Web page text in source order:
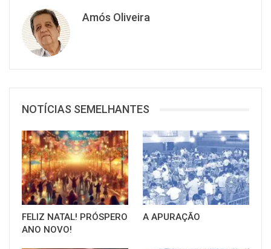
Amós Oliveira
NOTÍCIAS SEMELHANTES
FELIZ NATAL! PRÓSPERO
ANO NOVO!
A APURAÇÃO